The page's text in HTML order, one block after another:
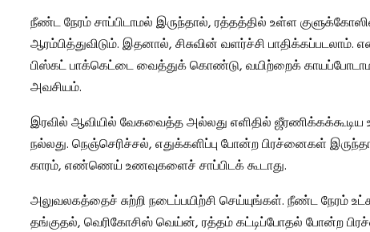
நீண்ட நேரம் சாப்பிடாமல் இருந்தால், ரத்தத்தில் உள்ள
ஆரம்பித்துவிடும். இதனால், சிசுவின் வளர்ச்சி
பிஸ்கட் பாக்கெட்டை வைத்துக் கொண்டு, வயிற்றைக் காயப்போடாமல்,
அவசியம்.
இரவில் ஆவியில் வேகவைத்த அல்லது எளிதில் ஜீரணிக்கக்கூடிய
நல்லது. நெஞ்செரிச்சல், எதுக்களிப்பு போன்ற பிரச்னைகள்
காரம், எண்ணெய் உணவுகளைச் சாப்பிடக் கூடாது.
அலுவலகத்தைச் சுற்றி நடைப்பயிற்சி செய்யுங்கள். நீண்ட நேரம்
தங்குதல், வெரிகோசிஸ் வெய்ன், ரத்தம் கட்டிப்போதல் போன்ற